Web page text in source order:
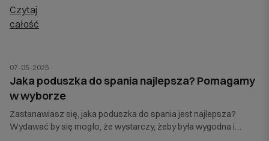
odpowiedniego materaca, poduszki, czy kołdry to nie wszystko.
Równie ważna jest pościel, pod jaką śpimy. Na co zwrócić uwagę
najczęstsze błędy przy zakupie pościeli.
czytaj
całość
07-05-2025
Jaka poduszka do spania najlepsza? Pomagamy
w wyborze
Zastanawiasz się, jaka poduszka do spania jest najlepsza?
Wydawać by się mogło, że wystarczy, żeby była wygodna i